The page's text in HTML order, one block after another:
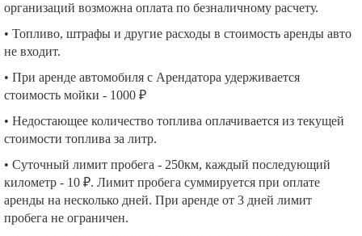
организаций возможна оплата по безналичному расчету.
• Топливо, штрафы и другие расходы в стоимость аренды авто
не входит.
• При аренде автомобиля с Арендатора удерживается
стоимость мойки - 1000 ₽
• Недостающее количество топлива оплачивается из текущей
стоимости топлива за литр.
• Суточный лимит пробега - 250км, каждый последующий
километр - 10 ₽. Лимит пробега суммируется при оплате
аренды на несколько дней. При аренде от 3 дней лимит
пробега не ограничен.